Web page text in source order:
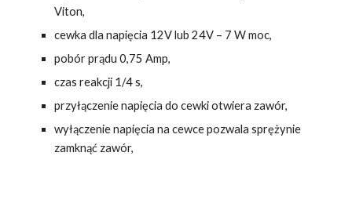
Viton,
cewka dla napięcia 12V lub 24V – 7 W moc,
pobór prądu 0,75 Amp,
czas reakcji 1/4 s,
przyłączenie napięcia do cewki otwiera zawór,
wyłączenie napięcia na cewce pozwala sprężynie
zamknąć zawór,